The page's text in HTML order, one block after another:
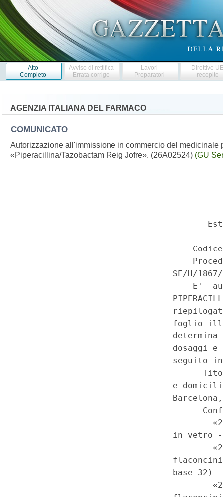
Atto
Completo
Avviso di rettifica
Errata corrige
Lavori
Preparatori
Direttive
recepite
AGENZIA ITALIANA DEL FARMACO
COMUNICATO
Autorizzazione all'immissione in commercio del medicinale
«Piperacillina/Tazobactam Reig Jofre». (26A02524) (GU